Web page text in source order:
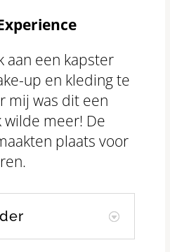
aan een kapster
up en kleding te
mij was dit een
meer! De
plaats voor